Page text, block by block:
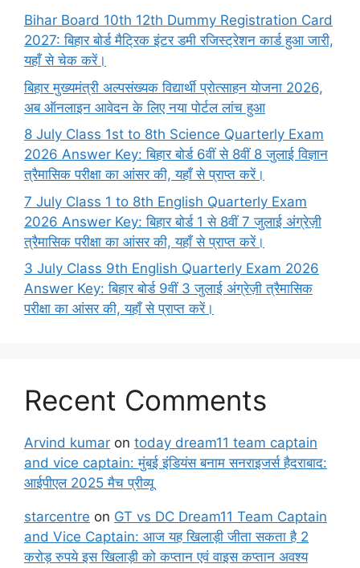
Bihar Board 10th 12th Dummy Registration Card
2027: बिहार बोर्ड मैट्रिक इंटर डमी रजिस्ट्रेशन कार्ड हुआ जारी,
यहाँ से चेक करें।
बिहार मुख्यमंत्री अल्पसंख्यक विद्यार्थी प्रोत्साहन योजना 2026,
अब ऑनलाइन आवेदन के लिए नया पोर्टल लांच हुआ
8 July Class 1st to 8th Science Quarterly Exam
2026 Answer Key: बिहार बोर्ड 6वीं से 8वीं 8 जुलाई विज्ञान
त्रैमासिक परीक्षा का आंसर की, यहाँ से प्राप्त करें।
7 July Class 1 to 8th English Quarterly Exam
2026 Answer Key: बिहार बोर्ड 1 से 8वीं 7 जुलाई अंग्रेज़ी
त्रैमासिक परीक्षा का आंसर की, यहाँ से प्राप्त करें।
3 July Class 9th English Quarterly Exam 2026
Answer Key: बिहार बोर्ड 9वीं 3 जुलाई अंग्रेज़ी त्रैमासिक
परीक्षा का आंसर की, यहाँ से प्राप्त करें।
Recent Comments
Arvind kumar on today dream11 team captain
and vice captain: मुंबई इंडियंस बनाम सनराइजर्स हैदराबाद:
आईपीएल 2025 मैच प्रीव्यू
starcentre on GT vs DC Dream11 Team Captain
and Vice Captain: आज यह खिलाड़ी जीता सकता है 2
करोड़ रुपये इस खिलाड़ी को कप्तान एवं वाइस कप्तान अवश्य